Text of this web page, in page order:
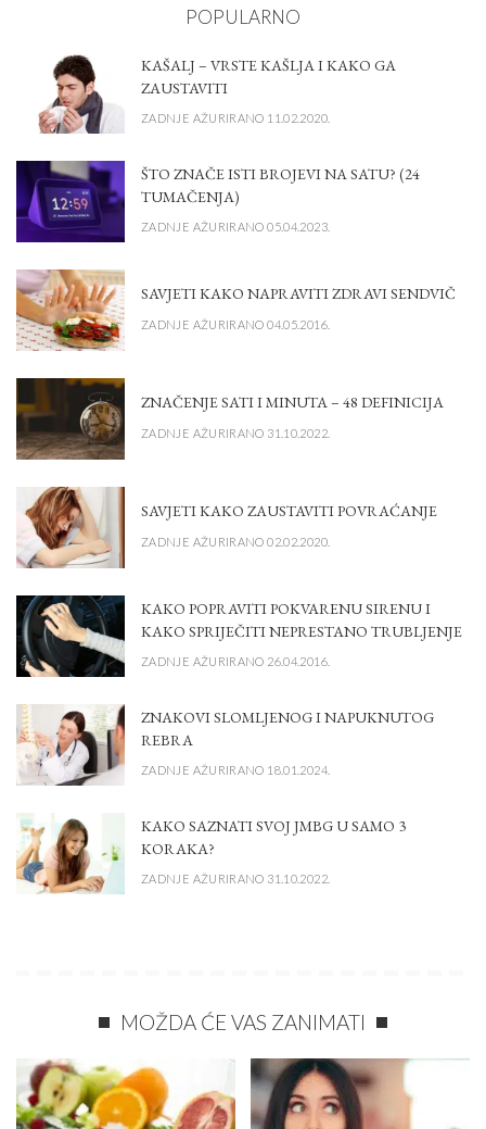
POPULARNO
KAŠALJ – VRSTE KAŠLJA I KAKO GA
ZAUSTAVITI
ZADNJE AŽURIRANO 11.02.2020.
ŠTO ZNAČE ISTI BROJEVI NA SATU? (24
TUMAČENJA)
ZADNJE AŽURIRANO 05.04.2023.
SAVJETI KAKO NAPRAVITI ZDRAVI SENDVIČ
ZADNJE AŽURIRANO 04.05.2016.
ZNAČENJE SATI I MINUTA – 48 DEFINICIJA
ZADNJE AŽURIRANO 31.10.2022.
SAVJETI KAKO ZAUSTAVITI POVRAĆANJE
ZADNJE AŽURIRANO 02.02.2020.
KAKO POPRAVITI POKVARENU SIRENU I
KAKO SPRIJEČITI NEPRESTANO TRUBLJENJE
ZADNJE AŽURIRANO 26.04.2016.
ZNAKOVI SLOMLJENOG I NAPUKNUTOG
REBRA
ZADNJE AŽURIRANO 18.01.2024.
KAKO SAZNATI SVOJ JMBG U SAMO 3
KORAKA?
ZADNJE AŽURIRANO 31.10.2022.
MOŽDA ĆE VAS ZANIMATI